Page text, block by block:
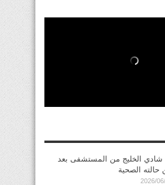
شادي الخليج من المستشفى بعد
الصحية
2026/